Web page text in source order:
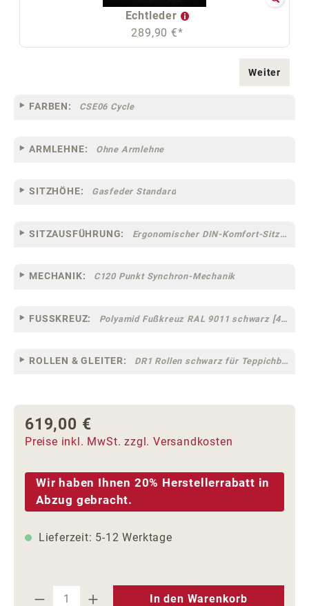
Echtleder
289,90 €*
Weiter
FARBEN: CSE06 Cycle
ARMLEHNE: Ohne Armlehne
SITZHÖHE: Gasfeder Standard
SITZAUSFÜHRUNG: Ergonomischer DIN-Komfort-Sitz [75]
MECHANIK: C120 Punkt Synchron-Mechanik
FUSSKREUZ: Polyamid Fußkreuz RAL 9011 schwarz [44]
ROLLEN & GLEITER: DR1 Rollen schwarz für Teppichböden [10]
Regulärer Preis:
619,00 €
Preise inkl. MwSt. zzgl. Versandkosten
Wir haben Ihnen 20% Herstellerrabatt in
Abzug gebracht.
Lieferzeit: 5-12 Werktage
Produkt Anzahl: Gib den
In den Warenkorb